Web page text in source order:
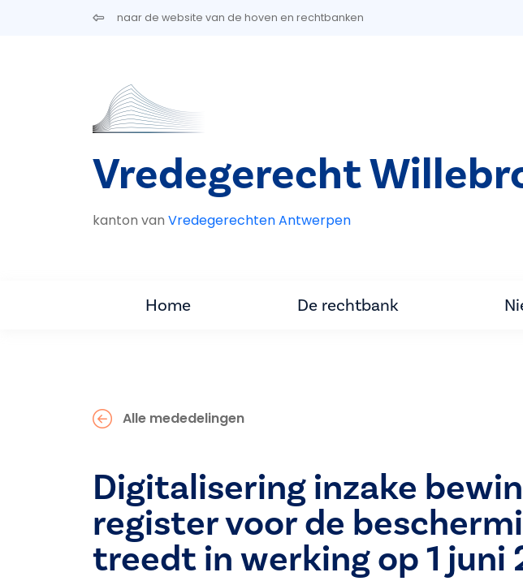
Overslaan en naar de inhoud gaannaar de website van de hoven en rechtbanken
Vredegerecht
kanton van Vredegerechten Antwerpen
Home De rechtbank
Alle mededelingen
Digitalisering inzake
register voor de
treedt in werking op 1 juni